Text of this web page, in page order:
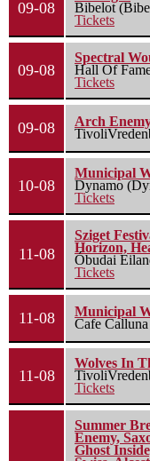
09-08
Bibelot
Tickets
09-08
Spectral
Hall Of
Tickets
09-08
Arch
10-08
Municipal
Dynamo
Tickets
11-08
Sziget
Horizon,
Óbudai
Tickets
11-08
Municipal
Cafe
11-08
Wolves In
Tickets
Summer
Enemy,
Ghost